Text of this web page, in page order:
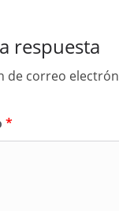
respuesta
de correo
*